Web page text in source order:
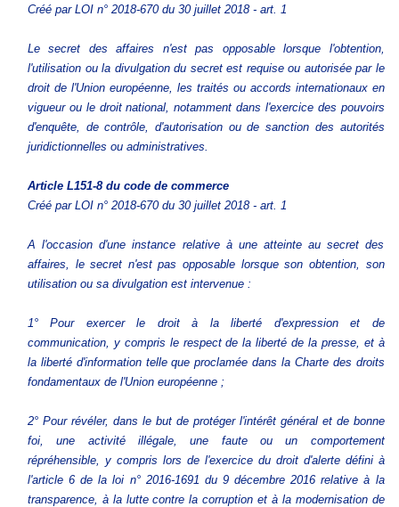
Créé par LOI n° 2018-670 du 30 juillet 2018 - art. 1
Le secret des affaires n'est pas opposable lorsque l'obtention,
l'utilisation ou la divulgation du secret est requise ou autorisée par le
droit de l'Union européenne, les traités ou accords internationaux en
vigueur ou le droit national, notamment dans l'exercice des pouvoirs
d'enquête, de contrôle, d'autorisation ou de sanction des autorités
juridictionnelles ou administratives.
Article L151-8 du code de commerce
Créé par LOI n° 2018-670 du 30 juillet 2018 - art. 1
A l'occasion d'une instance relative à une atteinte au secret des
affaires, le secret n'est pas opposable lorsque son obtention, son
utilisation ou sa divulgation est intervenue :
1° Pour exercer le droit à la liberté d'expression et de
communication, y compris le respect de la liberté de la presse, et à
la liberté d'information telle que proclamée dans la Charte des droits
fondamentaux de l'Union européenne ;
2° Pour révéler, dans le but de protéger l'intérêt général et de bonne
foi, une activité illégale, une faute ou un comportement
répréhensible, y compris lors de l'exercice du droit d'alerte défini à
l'article 6 de la loi n° 2016-1691 du 9 décembre 2016 relative à la
transparence, à la lutte contre la corruption et à la modernisation de